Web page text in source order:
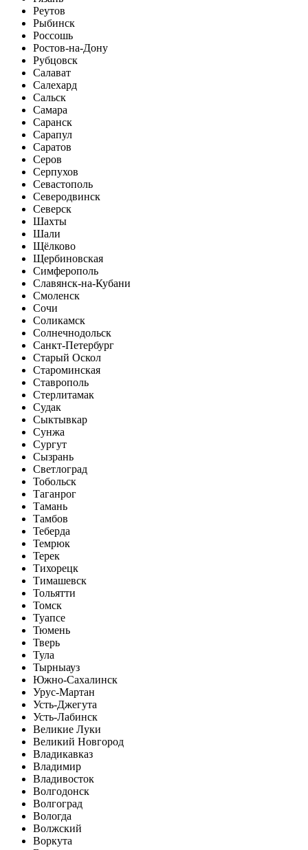
Реутов
Рыбинск
Россошь
Ростов-на-Дону
Рубцовск
Салават
Салехард
Сальск
Самара
Саранск
Сарапул
Саратов
Серов
Серпухов
Севастополь
Северодвинск
Северск
Шахты
Шали
Щёлково
Щербиновская
Симферополь
Славянск-на-Кубани
Смоленск
Сочи
Соликамск
Солнечнодольск
Санкт-Петербург
Старый Оскол
Староминская
Ставрополь
Стерлитамак
Судак
Сыктывкар
Сунжа
Сургут
Сызрань
Светлоград
Тобольск
Таганрог
Тамань
Тамбов
Теберда
Темрюк
Терек
Тихорецк
Тимашевск
Тольятти
Томск
Туапсе
Тюмень
Тверь
Тула
Тырныауз
Южно-Сахалинск
Урус-Мартан
Усть-Джегута
Усть-Лабинск
Великие Луки
Великий Новгород
Владикавказ
Владимир
Владивосток
Волгодонск
Волгоград
Вологда
Волжский
Воркута